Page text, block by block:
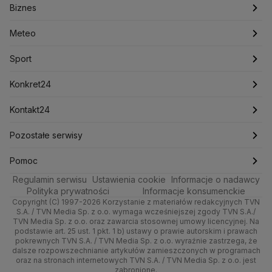
Kryptowaluty
Lotnisko Chopina
Mariusz Błaszczak
Mark Zuckerberg
Ministerstwo Aktywów Państwowych
Ministerstwo Infrastruktury
Ministerstwo Rolnictwa
Ministerstwo Rozwoju i Technologii
Ministerstwo Sportu i Turystyki
Ministerstwo Cyfryzacji
Ministerstwo Edukacji Narodowej
Ministerstwo Finansów
Ministerstwo Klimatu i Środowiska
Ministerstwo Nauki i Szkolnictwa Wyższego
Biznes
Meteo
Sport
Zdrowie
Technologia
Quizy
Tematy
Podcasty
Artykuły
Newslettery
Fakty po Faktach
Fakty o Świecie
Ludzie Faktów
Warszawa
Łódź
Katowice
Kraków
Poznań
Trójmiasto
Kielce
Kujawsko-pomorskie
Lublin
Lubuskie
Biznes
Najnowsze
Notowania
Pieniądze
Nieruchomości
Rynki
Dla firm
Handel
Ze świata
Tech
Moto
Meteo
Pogoda godzinowa
Pogoda długoterminowa
Pogoda na jutro
Pogoda na weekend
Najnowsze
Polska
Prognoza
Świat
Nauka
Sport
Piłka Nożna
Tenis
Kolarstwo
Skoki Narciarskie
Sporty zimowe
Lekkoatletyka
Siatkówka
F1
Konkret24
Najnowsze
Polska
Świat
Polityka
Zdrowie
Tech
Nauka
Kontakt24
Najnowsze
Gorące Tematy
Wyślij zgłoszenie
Pozostałe serwisy
TVN
Dzień Dobry TVN
Uwaga TVN
HGTV
TVN Turbo
Pomoc
Centrum pomocy
Test zgodności
Oglądaj na TV
Zrealizuj voucher
Regulamin serwisu Ustawienia cookie
Informacje o nadawcy
Polityka prywatności
Informacje konsumenckie
Copyright (C) 1997-2026 Korzystanie z materiałów redakcyjnych TVN
S.A. / TVN Media Sp. z o.o. wymaga wcześniejszej zgody TVN S.A./
TVN Media Sp. z o.o. oraz zawarcia stosownej umowy licencyjnej. Na
podstawie art. 25 ust. 1 pkt. 1 b) ustawy o prawie autorskim i prawach
pokrewnych TVN S.A. / TVN Media Sp. z o.o. wyraźnie zastrzega, że
dalsze rozpowszechnianie artykułów zamieszczonych w programach
oraz na stronach internetowych TVN S.A. / TVN Media Sp. z o.o. jest
zabronione.